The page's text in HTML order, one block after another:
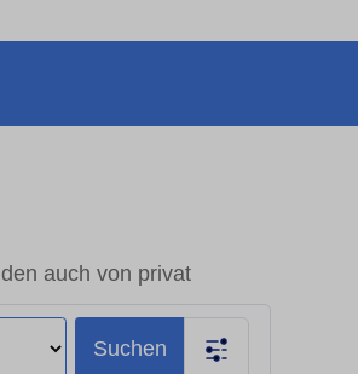
auch von privat
Suchen